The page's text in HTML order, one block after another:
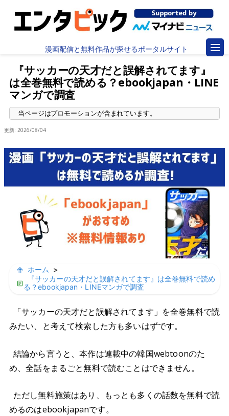
漫画配信と無料作品が探せるポータルサイト
『サッカーの天才だと誤解されてます』
は全巻無料で読める？ebookjapan・LINE
マンガで調査
更新: 2026/08/04
ホーム
>
『サッカーの天才だと誤解されてます』は全巻無料で読め
る？ebookjapan・LINEマンガで調査
「サッカーの天才だと誤解されてます」を全巻無料で読
みたい、と考えて検索した方も多いはずです。
結論から言うと、本作は連載中の韓国webtoonのた
め、全話をまるごと無料で読むことはできません。
ただし無料施策はあり、もっとも多くの話数を無料で読
めるのはebookjapanです。